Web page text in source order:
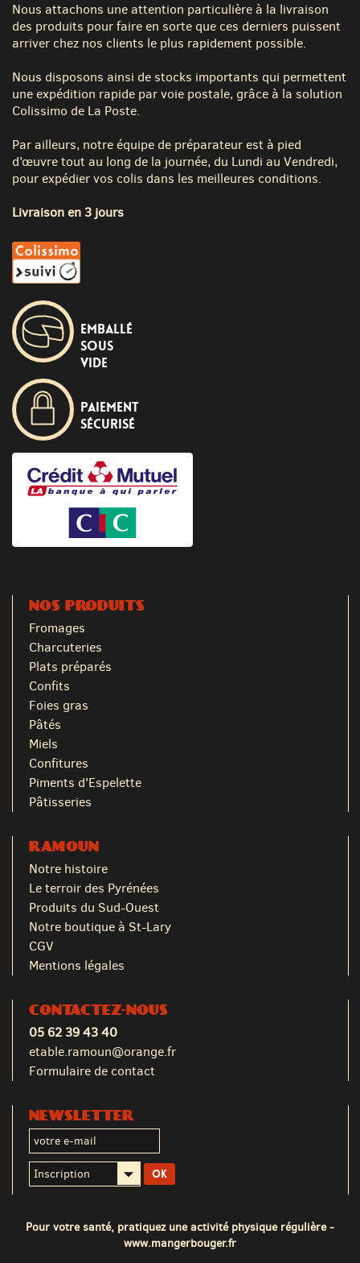
Nous attachons une attention particulière à la livraison
des produits pour faire en sorte que ces derniers puissent
arriver chez nos clients le plus rapidement possible.
Nous disposons ainsi de stocks importants qui permettent
une expédition rapide par voie postale, grâce à la solution
Colissimo de La Poste.
Par ailleurs, notre équipe de préparateur est à pied
d’œuvre tout au long de la journée, du Lundi au Vendredi,
pour expédier vos colis dans les meilleures conditions.
Livraison en 3 jours
Emballé
sous
vide
Paiement
sécurisé
NOS PRODUITS
Fromages
Charcuteries
Plats préparés
Confits
Foies gras
Pâtés
Miels
Confitures
Piments d'Espelette
Pâtisseries
RAMOUN
Notre histoire
Le terroir des Pyrénées
Produits du Sud-Ouest
Notre boutique à St-Lary
CGV
Mentions légales
CONTACTEZ-NOUS
05 62 39 43 40
etable.ramoun@orange.fr
Formulaire de contact
NEWSLETTER
Pour votre santé, pratiquez une activité physique régulière -
www.mangerbouger.fr